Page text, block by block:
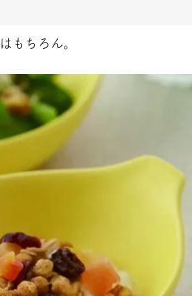
もちろん。